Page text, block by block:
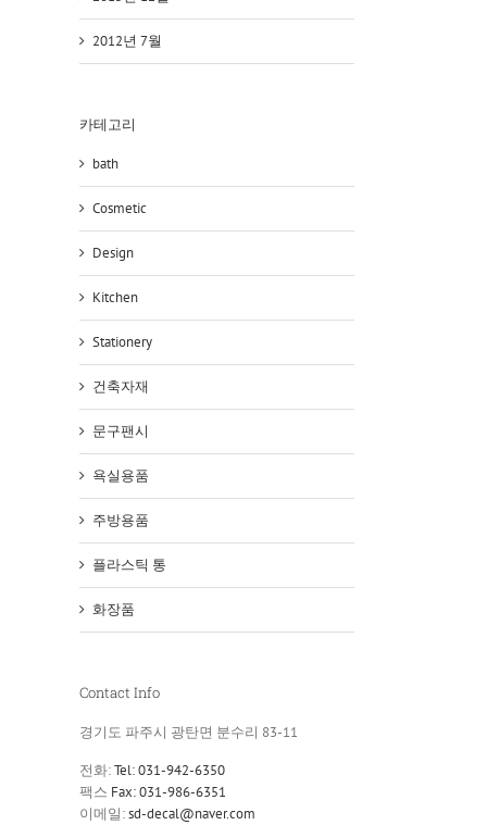
2012년 7월
카테고리
bath
Cosmetic
Design
Kitchen
Stationery
건축자재
문구팬시
욕실용품
주방용품
플라스틱 통
화장품
Contact Info
경기도 파주시 광탄면 분수리 83-11
전화:Tel: 031-942-6350
팩스 Fax: 031-986-6351
이메일:sd-decal@naver.com